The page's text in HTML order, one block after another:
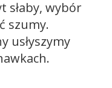
słaby, wybór
szumy.
usłyszymy